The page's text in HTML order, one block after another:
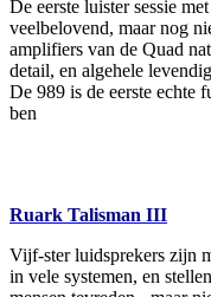
De eerste luister sessie
veelbelovend, maar nog
amplifiers van de Quad
detail, en algehele
De 989 is de eerste echte
ben
Ruark Talisman III
Vijf-ster luidsprekers zijn
in vele systemen, en